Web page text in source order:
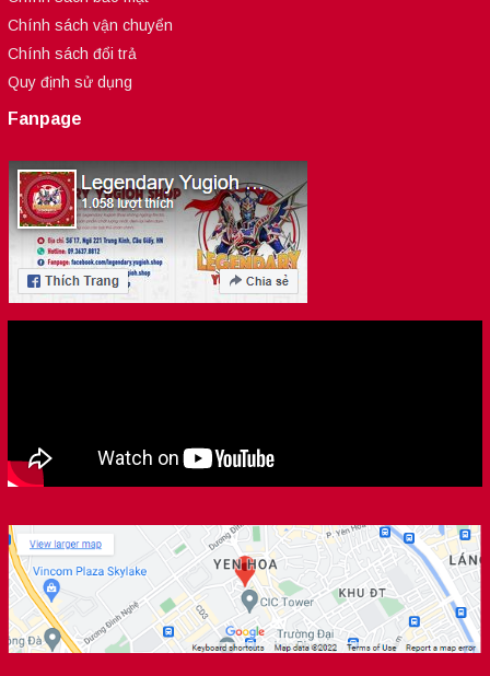
Chính sách vận chuyển
Chính sách đổi trả
Quy định sử dụng
Fanpage